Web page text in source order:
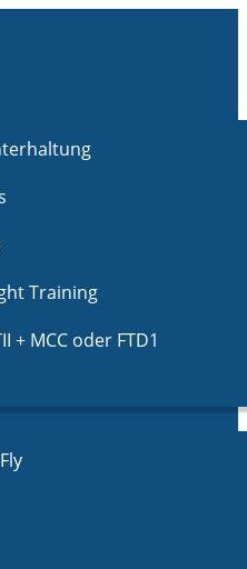
Training
+ MCC oder FTD1